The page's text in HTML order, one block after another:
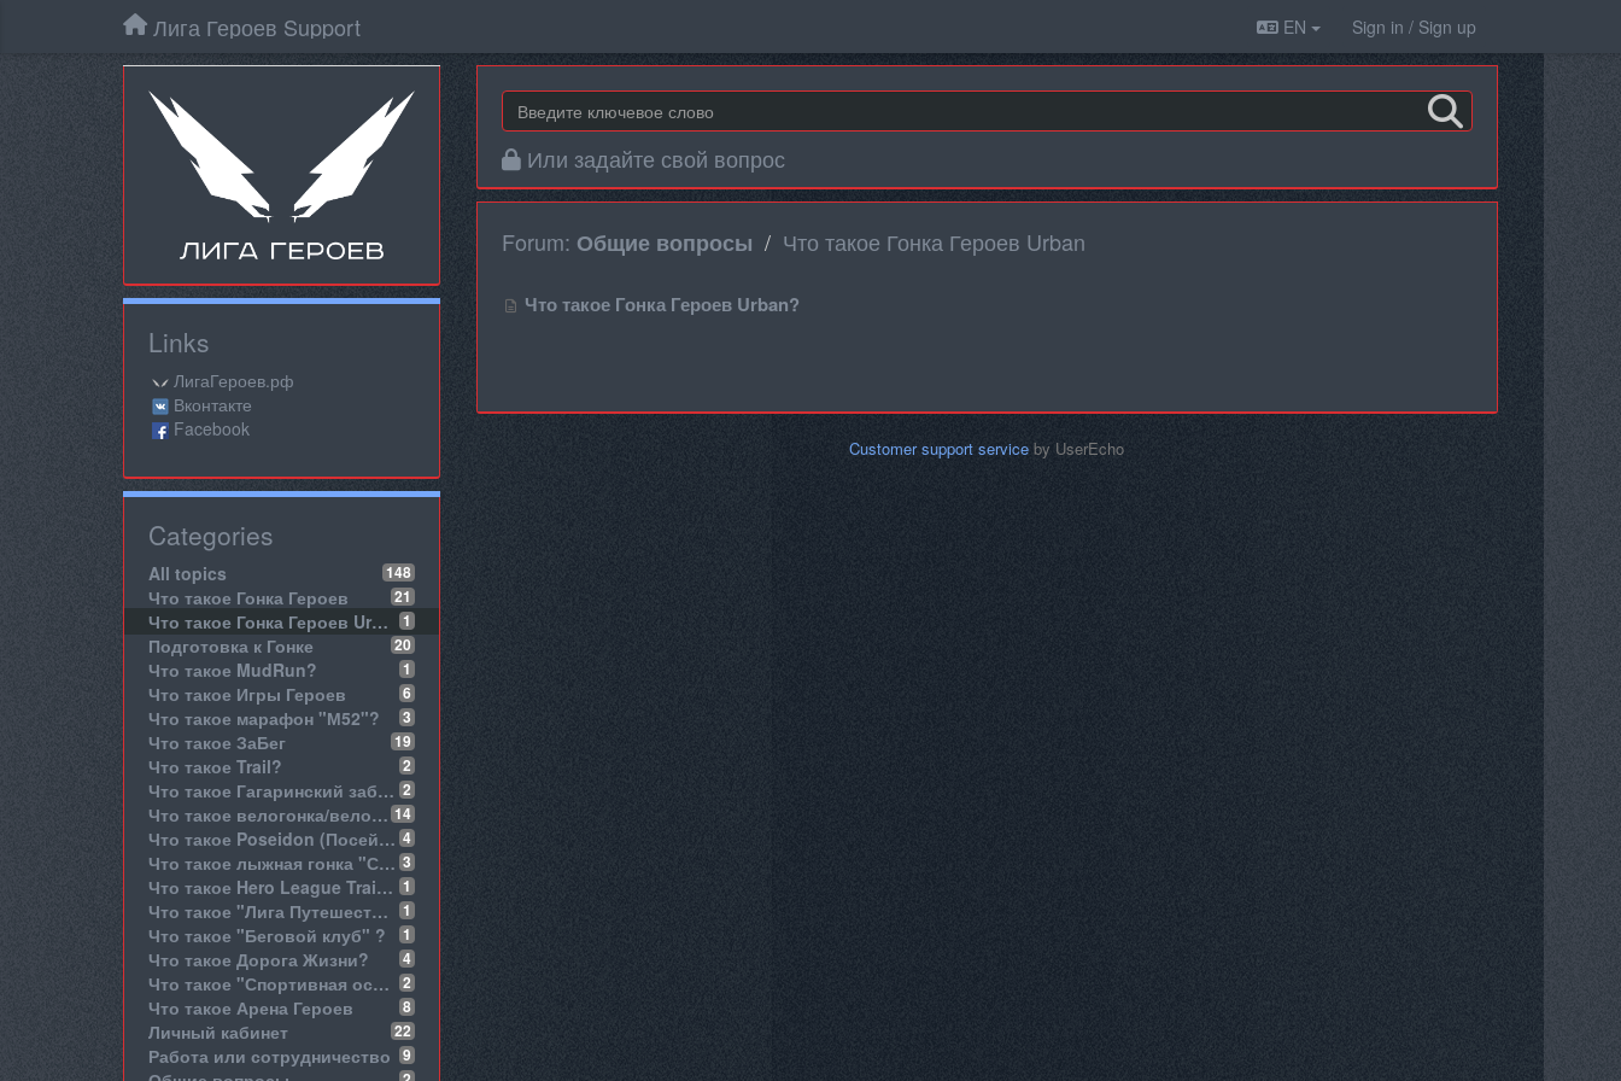
Лига Героев Support EN Sign in / Sign up
Links
ЛигаГероев.рф
Вконтакте
Facebook
Categories
148
All topics
21
Что такое Гонка Героев
1
Что такое Гонка Героев Urban
20
Подготовка к Гонке
1
Что такое MudRun?
6
Что такое Игры Героев
3
Что такое марафон "М52"?
19
Что такое ЗаБег
2
Что такое Trail?
2
Что такое Гагаринский забег?
14
Что такое велогонка/велофестиваль/оффроуд La Strada?
4
Что такое Poseidon (Посейдон)?
3
Что такое лыжная гонка "Снежный вызов"?
1
Что такое Hero League Training
1
Что такое "Лига Путешествий"?
1
Что такое "Беговой клуб" ?
4
Что такое Дорога Жизни?
2
Что такое "Спортивная осень" Онлайн?
8
Что такое Арена Героев
22
Личный кабинет
9
Работа или сотрудничество
Или задайте свой вопрос
Forum: Общие вопросы Что такое Гонка Героев Urban
Что такое Гонка Героев Urban?
Customer support service by UserEcho